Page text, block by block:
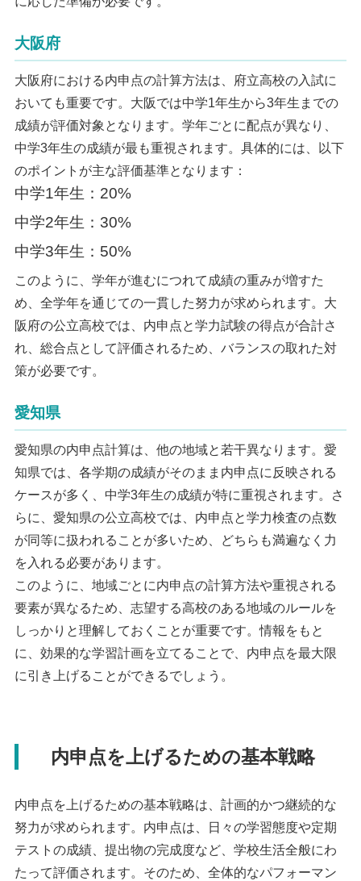
大阪府
大阪府における内申点の計算方法は、府立高校の入試に
おいても重要です。大阪では中学1年生から3年生までの
成績が評価対象となります。学年ごとに配点が異なり、
中学3年生の成績が最も重視されます。具体的には、以下
のポイントが主な評価基準となります：
中学1年生：20%
中学2年生：30%
中学3年生：50%
このように、学年が進むにつれて成績の重みが増すた
め、全学年を通じての一貫した努力が求められます。大
阪府の公立高校では、内申点と学力試験の得点が合計さ
れ、総合点として評価されるため、バランスの取れた対
策が必要です。
愛知県
愛知県の内申点計算は、他の地域と若干異なります。愛
知県では、各学期の成績がそのまま内申点に反映される
ケースが多く、中学3年生の成績が特に重視されます。さ
らに、愛知県の公立高校では、内申点と学力検査の点数
が同等に扱われることが多いため、どちらも満遍なく力
を入れる必要があります。
このように、地域ごとに内申点の計算方法や重視される
要素が異なるため、志望する高校のある地域のルールを
しっかりと理解しておくことが重要です。情報をもと
に、効果的な学習計画を立てることで、内申点を最大限
に引き上げることができるでしょう。
内申点を上げるための基本戦略
内申点を上げるための基本戦略は、計画的かつ継続的な
努力が求められます。内申点は、日々の学習態度や定期
テストの成績、提出物の完成度など、学校生活全般にわ
たって評価されます。そのため、全体的なパフォーマン